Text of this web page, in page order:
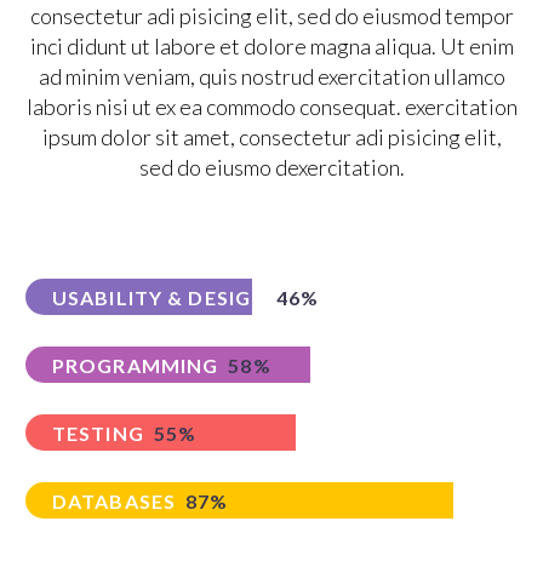
consectetur adi pisicing elit, sed do eiusmod tempor
inci didunt ut labore et dolore magna aliqua. Ut enim
ad minim veniam, quis nostrud exercitation ullamco
laboris nisi ut ex ea commodo consequat. exercitation
ipsum dolor sit amet, consectetur adi pisicing elit,
sed do eiusmo dexercitation.
USABILITY & DESIGN 46%
PROGRAMMING 58%
TESTING 55%
DATABASES 87%